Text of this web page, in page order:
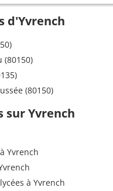
d'Yvrench
(80150)
(80150)
sur Yvrench
Yvrench
à Yvrench